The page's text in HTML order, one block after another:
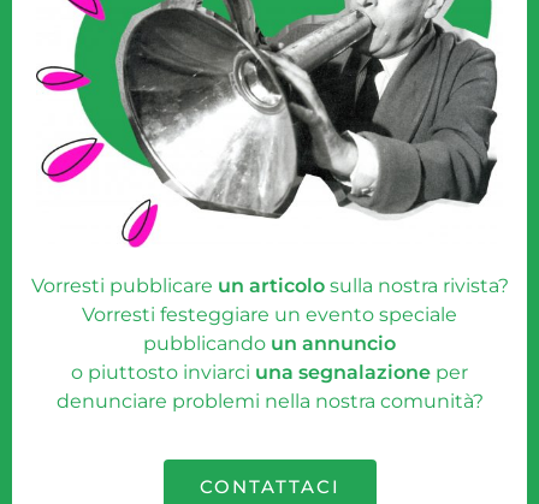
Vorresti pubblicare un articolosulla nostra rivista?
Vorresti festeggiare un evento speciale
pubblicando un annuncio
o piuttosto inviarci una segnalazione per
denunciare problemi nella nostra comunità?
CONTATTACI